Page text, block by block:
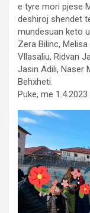
e tyre mori pjese
deshiroj shendet
mundesuan keto
Zera Bilinc,
Vllasaliu, Ridvan
Jasin Adili, Naser
Behxheti.
Puke, me 1.4.2023